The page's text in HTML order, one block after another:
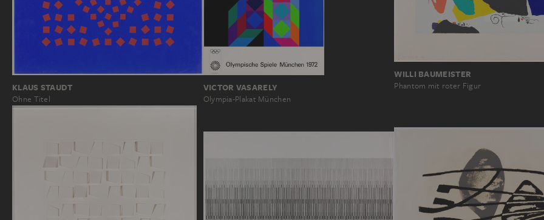
KLAUS STAUDT
Ohne Titel
VICTOR VASARELY
Olympia-Plakat München
WILLI BAUMEISTER
Phantom mit roter Figur